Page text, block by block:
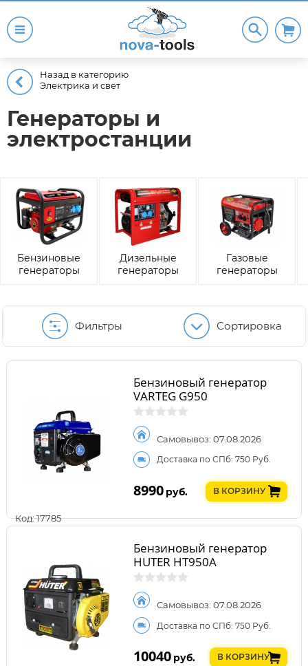
Назад в категорию
Электрика и свет
Генераторы и
электростанции
Бензиновые
генераторы
Дизельные
генераторы
Газовые
генераторы
Фильтры Сортировка
Код: 17785
Бензиновый генератор
VARTEG G950
Самовывоз: 07.08.2026
Доставка по СПб: 750 Руб.
8990 руб. В КОРЗИНУ
Бензиновый генератор
HUTER HT950A
Самовывоз: 07.08.2026
Доставка по СПб: 750 Руб.
10040 руб. В КОРЗИНУ